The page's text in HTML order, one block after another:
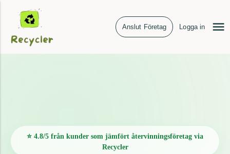
Anslut Företag Logga in
⭐ 4.8/5 från kunder som jämfört återvinningsföretag via
Recycler